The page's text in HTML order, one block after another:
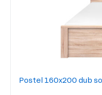
Postel 160x200 dub